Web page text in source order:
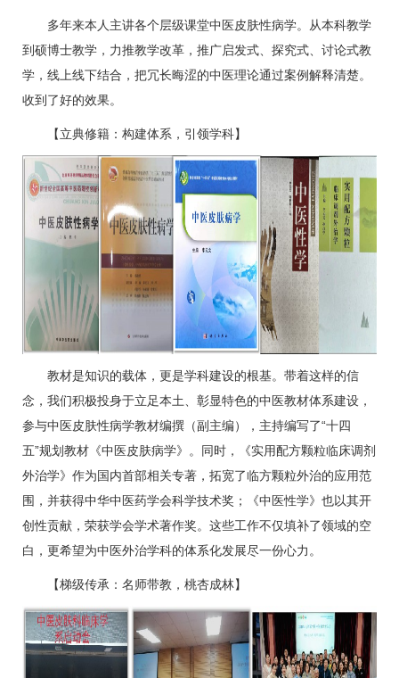
多年来本人主讲各个层级课堂中医皮肤性病学。从本科教学
到硕博士教学，力推教学改革，推广启发式、探究式、讨论式教
学，线上线下结合，把冗长晦涩的中医理论通过案例解释清楚。
收到了好的效果。
【立典修籍：构建体系，引领学科】
教材是知识的载体，更是学科建设的根基。带着这样的信
念，我们积极投身于立足本土、彰显特色的中医教材体系建设，
参与中医皮肤性病学教材编撰（副主编），主持编写了“十四
五”规划教材《中医皮肤病学》。同时，《实用配方颗粒临床调剂
外治学》作为国内首部相关专著，拓宽了临方颗粒外治的应用范
围，并获得中华中医药学会科学技术奖；《中医性学》也以其开
创性贡献，荣获学会学术著作奖。这些工作不仅填补了领域的空
白，更希望为中医外治学科的体系化发展尽一份心力。
【梯级传承：名师带教，桃杏成林】